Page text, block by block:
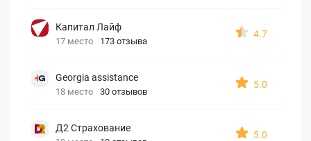
Капитал Лайф
17 место 173 отзыва
4.7
Georgia assistance
18 место 30 отзывов
5.0
Д2 Страхование
5.0